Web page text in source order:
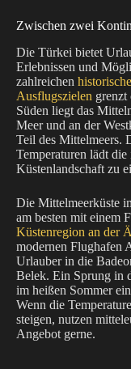
Zwischen zwei
Die Türkei bietet
Erlebnissen und
zahlreichen
Ausflugszielen grenzt
Süden liegt das
Meer und an der
Teil des Mittelmeers.
Temperaturen lädt
Küstenlandschaft zu
Die Mittelmeerküste
am besten mit einem
Küstenregion an der
modernen Flughafen
Urlauber in die
Belek. Ein Sprung in
im heißen Sommer
Wenn die
steigen, nutzen
Angebot gerne.